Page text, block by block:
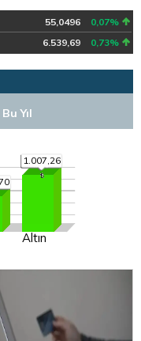
55,0496
0,07%
6.539,69 0,73%
Bu Yıl
1.007,26
Altın